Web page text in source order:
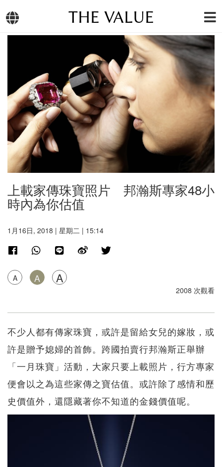
THE VALUE
上載家傳珠寶照片 邦瀚斯專家48小
時內為你估值
1月16日, 2018 | 星期二 | 15:14
A A A
2008 次觀看
不少人都有傳家珠寶，或許是留給女兒的嫁妝，或
許是贈予媳婦的首飾。跨國拍賣行邦瀚斯正舉辦
「一月珠寶」活動，大家只要上載照片，行方專家
便會以之為這些家傳之寶估值。或許除了感情和歷
史價值外，還隱藏著你不知道的金錢價值呢。